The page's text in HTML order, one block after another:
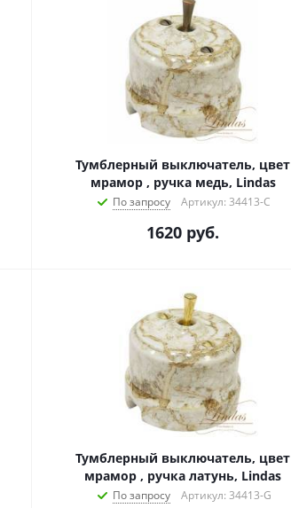
Тумблерный выключатель, цвет
мрамор , ручка медь, Lindas
По запросу Артикул: 34413-C
1620 руб.
Тумблерный выключатель, цвет
мрамор , ручка латунь, Lindas
По запросу Артикул: 34413-G